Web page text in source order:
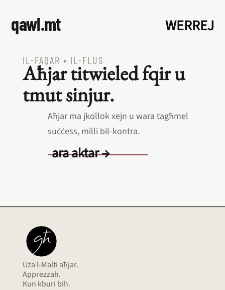
qawl.mt WERREJ
IL‑FAQAR • IL‑FLUS
Aħjar titwieled fqir u
tmut sinjur.
Aħjar ma jkollok xejn u wara tagħmel
suċċess, milli bil‑kontra.
ara aktar →
Uża l-Malti aħjar.
Apprezzah.
Kun kburi bih.